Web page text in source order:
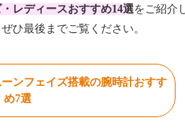
レディースおすすめ14選をご紹介
ひ最後までご覧ください。
ンフェイズ搭載の腕時計おすす
め7選